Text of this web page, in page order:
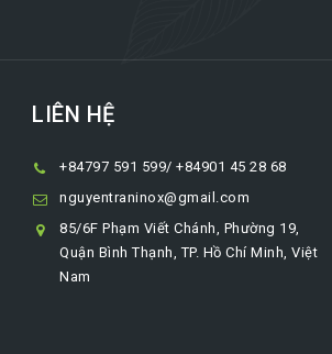
LIÊN HỆ
+84797 591 599/ +84901 45 28 68
nguyentraninox@gmail.com
85/6F Phạm Viết Chánh, Phường 19,
Quận Bình Thạnh, TP. Hồ Chí Minh, Việt
Nam